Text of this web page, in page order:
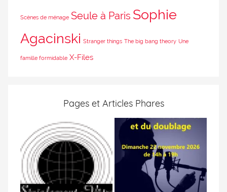
Scènes de ménage Seule à Paris Sophie
Agacinski Stranger things The big bang theory Une
famille formidable X-Files
Pages et Articles Phares